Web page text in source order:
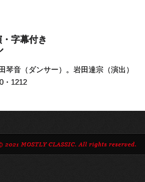
字幕付き
音（ダンサー）。岩田達宗（演出）
・1212